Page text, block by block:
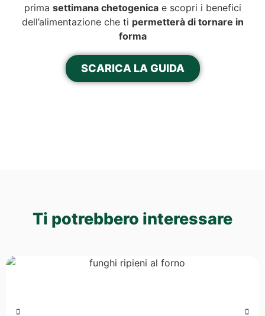
prima settimana chetogenicae scopri i benefici
dell’alimentazione che ti permetterà di tornare in
forma
SCARICA LA GUIDA
Ti potrebbero interessare